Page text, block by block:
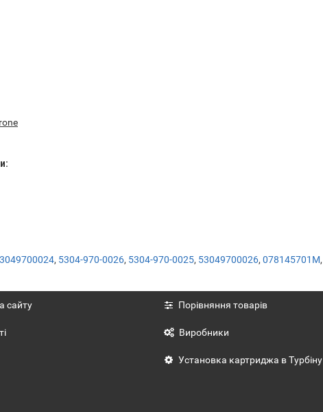
, 5304-970-0026, 5304-970-0025, 53049700026, 078145701M,
сайту Порівняння товарів
Виробники
Установка картриджа в Турбіну